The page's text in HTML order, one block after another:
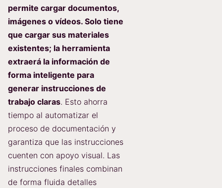
permite cargar documentos,
imágenes o vídeos. Solo tiene
que cargar sus materiales
existentes; la herramienta
extraerá la información de
forma inteligente para
generar instrucciones de
trabajo claras. Esto ahorra
tiempo al automatizar el
proceso de documentación y
garantiza que las instrucciones
cuenten con apoyo visual. Las
instrucciones finales combinan
de forma fluida detalles